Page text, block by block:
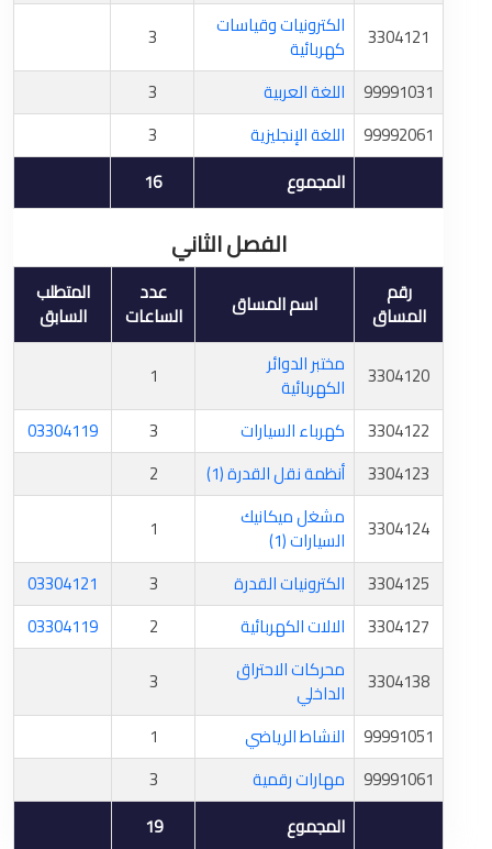
3304121 الكترونيات وقياسات
كهربائية
3
99991031
اللغة العربية
3
99992061
اللغة الإنجليزية
3
المجموع
16
الفصل الثاني
رقم
المساق اسم المساق عدد
الساعات
المتطلب
السابق
3304120
مختبر الدوائر
الكهربائية
1
3304122
كهرباء السيارات 3
03304119
3304123
أنظمة نقل القدرة (1)
2
3304124
مشغل ميكانيك
السيارات (1)
1
3304125
الكترونيات القدرة 3
03304121
3304127
الالات الكهربائية 2
03304119
3304138
محركات الاحتراق
الداخلي
3
99991051
النشاط الرياضي
1
99991061
مهارات رقمية
3
المجموع
19